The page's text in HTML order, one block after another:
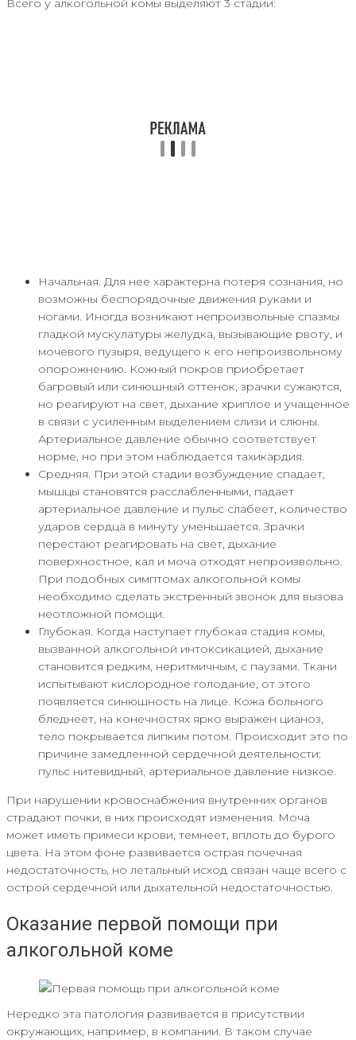
Начальная. Для нее характерна потеря сознания, но
возможны беспорядочные движения руками и
ногами. Иногда возникают непроизвольные спазмы
гладкой мускулатуры желудка, вызывающие рвоту, и
мочевого пузыря, ведущего к его непроизвольному
опорожнению. Кожный покров приобретает
багровый или синюшный оттенок, зрачки сужаются,
но реагируют на свет, дыхание хриплое и учащенное
в связи с усиленным выделением слизи и слюны.
Артериальное давление обычно соответствует
норме, но при этом наблюдается тахикардия.
Средняя. При этой стадии возбуждение спадает,
мышцы становятся расслабленными, падает
артериальное давление и пульс слабеет, количество
ударов сердца в минуту уменьшается. Зрачки
перестают реагировать на свет, дыхание
поверхностное, кал и моча отходят непроизвольно.
При подобных симптомах алкогольной комы
необходимо сделать экстренный звонок для вызова
неотложной помощи.
Глубокая. Когда наступает глубокая стадия комы,
вызванной алкогольной интоксикацией, дыхание
становится редким, неритмичным, с паузами. Ткани
испытывают кислородное голодание, от этого
появляется синюшность на лице. Кожа больного
бледнеет, на конечностях ярко выражен цианоз,
тело покрывается липким потом. Происходит это по
причине замедленной сердечной деятельности:
пульс нитевидный, артериальное давление низкое.
При нарушении кровоснабжения внутренних органов
страдают почки, в них происходят изменения. Моча
может иметь примеси крови, темнеет, вплоть до бурого
цвета. На этом фоне развивается острая почечная
недостаточность, но летальный исход связан чаще всего с
острой сердечной или дыхательной недостаточностью.
Оказание первой помощи при
алкогольной коме
Нередко эта патология развивается в присутствии
окружающих, например, в компании. В таком случае